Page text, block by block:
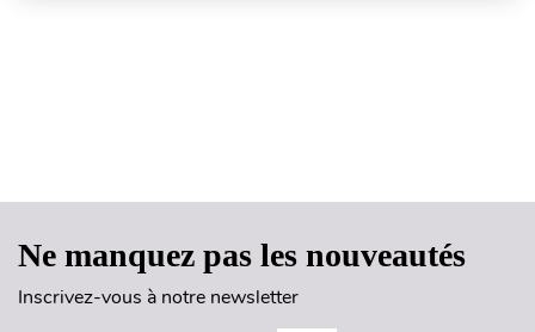
Ne manquez pas les nouveautés
Inscrivez-vous à notre newsletter